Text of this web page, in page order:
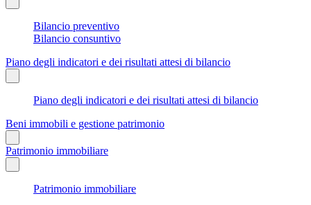
Bilancio preventivo
Bilancio consuntivo
Piano degli indicatori e dei risultati attesi di bilancio
Piano degli indicatori e dei risultati attesi di bilancio
Beni immobili e gestione patrimonio
Patrimonio immobiliare
Patrimonio immobiliare